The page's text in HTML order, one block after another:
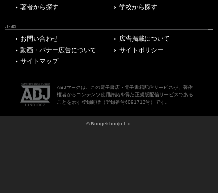
著者から探す
学校から探す
OTHERS
お問い合わせ
広告掲載について
動画・バナー広告について
サイトポリシー
サイトマップ
ABJマークは、この電子書店・電子書籍配信サービスが、著作
権者からコンテンツ使用許諾を得た正規版配信サービスである
ことを示す登録商標（登録番号6091713号）です。
© Bungeishunju Ltd.